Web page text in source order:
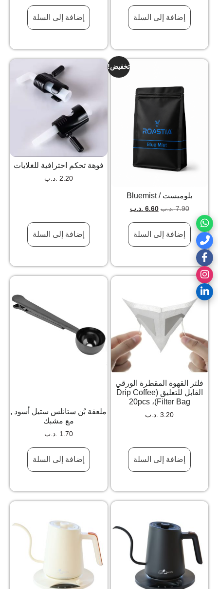
إضافة إلى السلة إضافة إلى السلة
تخفيض!
بلوميست / Bluemist
7.90 .د.ب 6.60 .د.ب
إضافة إلى السلة
فوهة تحكم احترافية للغلايات
2.20 .د.ب
إضافة إلى السلة
فلتر القهوة المقطرة الورقي
القابل للتعليق (Drip Coffee
Filter Bag)، 20pcs
3.20 .د.ب
إضافة إلى السلة
ملعقة بُن ستانلس ستيل أسود ,
مع مشبك
1.70 .د.ب
إضافة إلى السلة